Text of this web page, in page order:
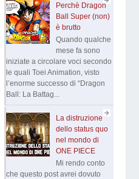
Perchè Dragon
Ball Super (non)
è brutto
Quando qualche
mese fa sono
iniziate a circolare voci secondo
le quali Toei Animation, visto
l’enorme successo di “Dragon
Ball: La Battag...
La distruzione
dello status quo
nel mondo di
ONE PIECE
Mi rendo conto
che questo post avrei dovuto